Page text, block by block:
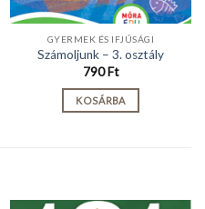
GYERMEK ÉS IFJÚSÁGI
Számoljunk – 3. osztály
790Ft
KOSÁRBA